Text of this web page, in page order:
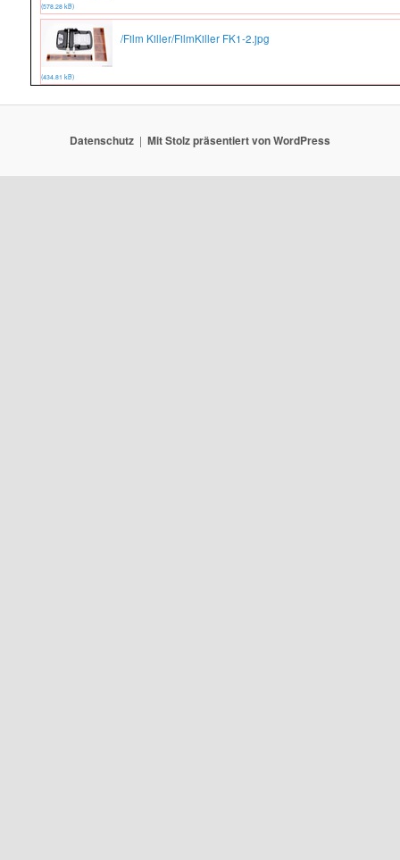
(578.28 kB)
/Film Killer/FilmKiller FK1-2.jpg
(434.81 kB)
Datenschutz Mit Stolz präsentiert von WordPress